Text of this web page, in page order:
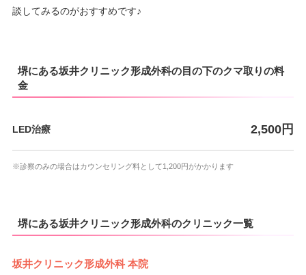
談してみるのがおすすめです♪
堺にある坂井クリニック形成外科の目の下のクマ取りの料
金
LED治療 2,500円
※診察のみの場合はカウンセリング料として1,200円がかかります
堺にある坂井クリニック形成外科のクリニック一覧
坂井クリニック形成外科 本院